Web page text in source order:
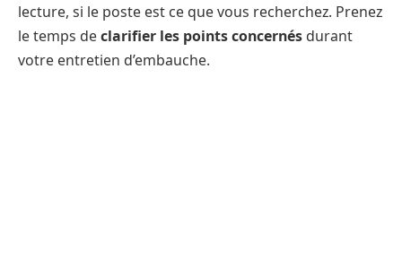
lecture, si le poste est ce que vous recherchez. Prenez
le temps declarifier les points concernés durant
votre entretien d’embauche.